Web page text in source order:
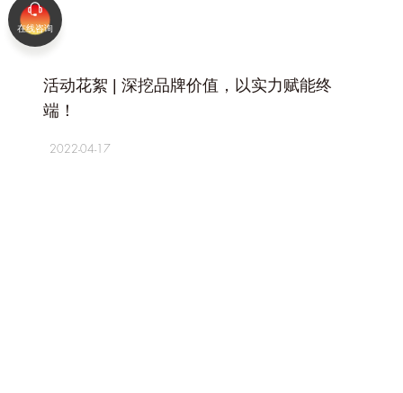
活动花絮 | 深挖品牌价值，以实力赋能终
端！
2022-04-17
在线咨询